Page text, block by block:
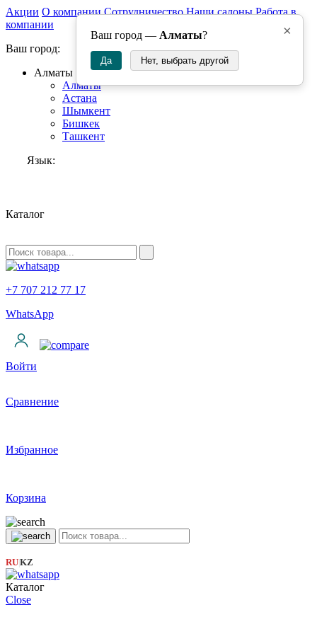
×
Ваш город — Алматы?
Да Нет, выбрать другой
Акции О компании Сотрудничество Наши салоны Работа в
компании
Ваш город:
Алматы
Алматы
Астана
Шымкент
Бишкек
Ташкент
Язык:
Каталог
+7 707 212 77 17
WhatsApp
Войти
Сравнение
Избранное
Корзина
RU|KZ
Каталог
Close